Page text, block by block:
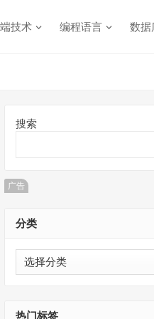
技术 编程语言 数据
搜索
广告
分类
分
类
热门标签